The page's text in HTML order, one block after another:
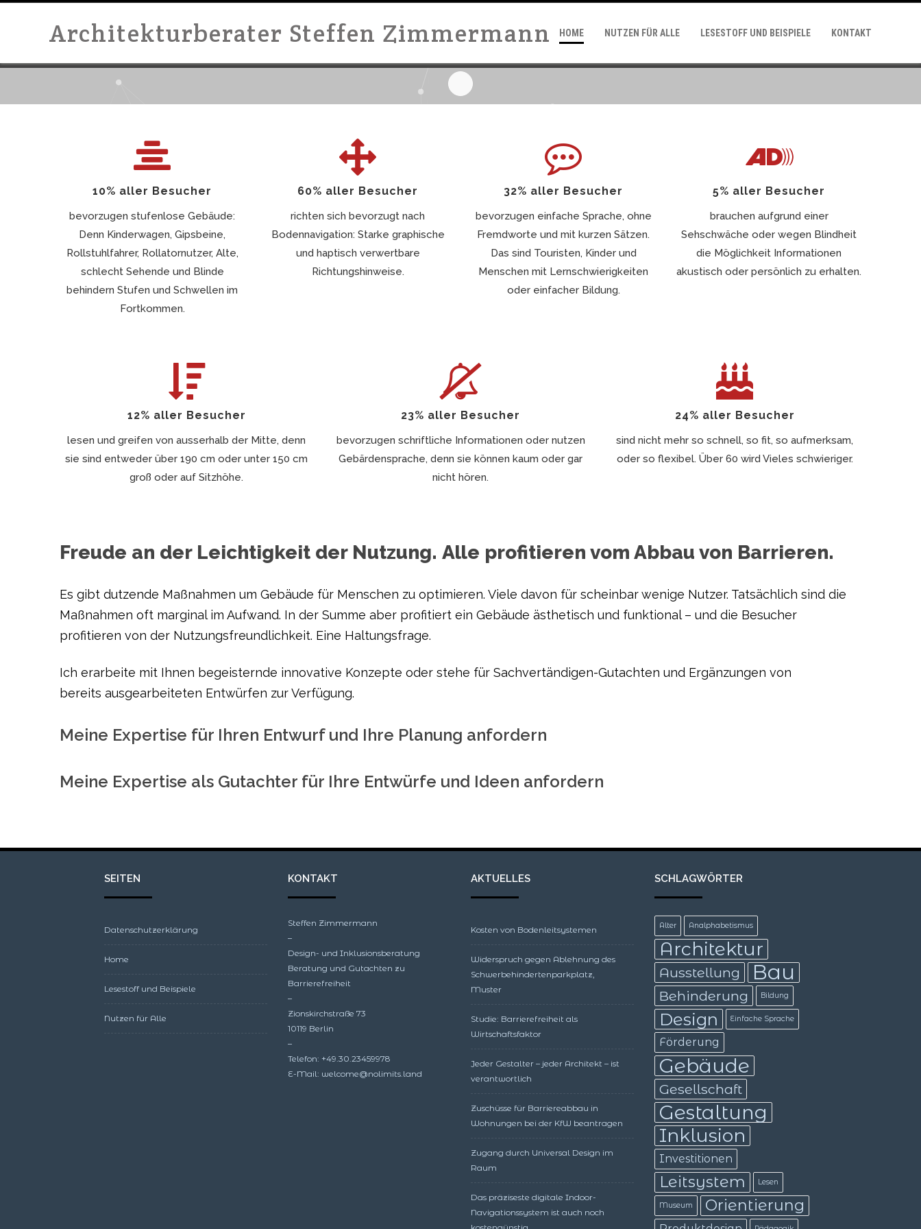
Architekturberater Steffen Zimmermann HOME NUTZEN FÜR ALLE LESESTOFF UND BEISPIELE KONTAKT
10% aller Besucher
bevorzugen stufenlose Gebäude:
Denn Kinderwagen, Gipsbeine,
Rollstuhlfahrer, Rollatornutzer, Alte,
schlecht Sehende und Blinde
behindern Stufen und Schwellen im
Fortkommen.
60% aller Besucher
richten sich bevorzugt nach
Bodennavigation: Starke graphische
und haptisch verwertbare
Richtungshinweise.
32% aller Besucher
bevorzugen einfache Sprache, ohne
Fremdworte und mit kurzen Sätzen.
Das sind Touristen, Kinder und
Menschen mit Lernschwierigkeiten
oder einfacher Bildung.
5% aller Besucher
brauchen aufgrund einer
Sehschwäche oder wegen Blindheit
die Möglichkeit Informationen
akustisch oder persönlich zu erhalten.
12% aller Besucher
lesen und greifen von ausserhalb der Mitte, denn
sie sind entweder über 190 cm oder unter 150 cm
groß oder auf Sitzhöhe.
23% aller Besucher
bevorzugen schriftliche Informationen oder nutzen
Gebärdensprache, denn sie können kaum oder gar
nicht hören.
24% aller Besucher
sind nicht mehr so schnell, so fit, so aufmerksam,
oder so flexibel. Über 60 wird Vieles schwieriger.
Freude an der Leichtigkeit der Nutzung. Alle profitieren vom Abbau von Barrieren.
Es gibt dutzende Maßnahmen um Gebäude für Menschen zu optimieren. Viele davon für scheinbar wenige Nutzer. Tatsächlich sind die
Maßnahmen oft marginal im Aufwand. In der Summe aber profitiert ein Gebäude ästhetisch und funktional – und die Besucher
profitieren von der Nutzungsfreundlichkeit. Eine Haltungsfrage.
Ich erarbeite mit Ihnen begeisternde innovative Konzepte oder stehe für Sachvertändigen-Gutachten und Ergänzungen von
bereits ausgearbeiteten Entwürfen zur Verfügung.
Meine Expertise für Ihren Entwurf und Ihre Planung anfordern
Meine Expertise als Gutachter für Ihre Entwürfe und Ideen anfordern
SEITEN
Datenschutzerklärung
Home
Lesestoff und Beispiele
Nutzen für Alle
KONTAKT
Steffen Zimmermann
–
Design- und Inklusionsberatung
Beratung und Gutachten zu
Barrierefreiheit
–
Zionskirchstraße 73
10119 Berlin
–
Telefon: +49.30.23459978
E-Mail: welcome@nolimits.land
AKTUELLES
Kosten von Bodenleitsystemen
Widerspruch gegen Ablehnung des
Schwerbehindertenparkplatz,
Muster
Studie: Barrierefreiheit als
Wirtschaftsfaktor
Jeder Gestalter – jeder Architekt – ist
verantwortlich
Zuschüsse für Barriereabbau in
Wohnungen bei der KfW beantragen
Zugang durch Universal Design im
Raum
Das präziseste digitale Indoor-
Navigationssystem ist auch noch
SCHLAGWÖRTER
Alter Analphabetismus
Architektur
Ausstellung Bau
Behinderung Bildung
Design Einfache Sprache
Förderung
Gebäude
Gesellschaft
Gestaltung
Inklusion
Investitionen
Leitsystem Lesen
Museum Orientierung